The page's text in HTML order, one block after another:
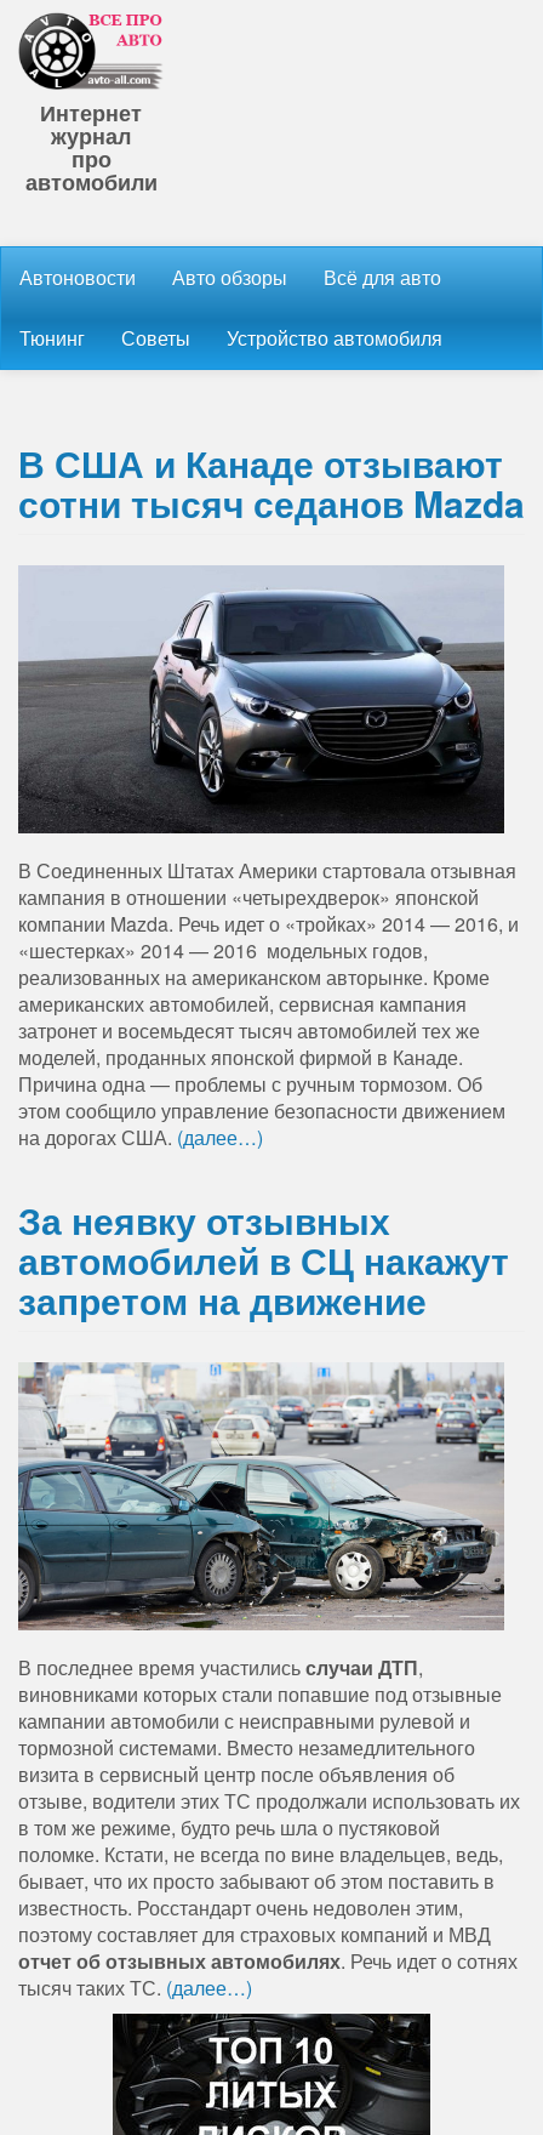
Интернет
журнал
про
автомобили
Автоновости Авто обзоры Всё для авто
Тюнинг Советы Устройство автомобиля
В США и Канаде отзывают
сотни тысяч седанов Mazda
В Соединенных Штатах Америки стартовала отзывная
кампания в отношении «четырехдверок» японской
компании Mazda. Речь идет о «тройках» 2014 — 2016, и
«шестерках» 2014 — 2016 модельных годов,
реализованных на американском авторынке. Кроме
американских автомобилей, сервисная кампания
затронет и восемьдесят тысяч автомобилей тех же
моделей, проданных японской фирмой в Канаде.
Причина одна — проблемы с ручным тормозом. Об
этом сообщило управление безопасности движением
на дорогах США. (далее…)
За неявку отзывных
автомобилей в СЦ накажут
запретом на движение
В последнее время участилисьслучаи ДТП,
виновниками которых стали попавшие под отзывные
кампании автомобили с неисправными рулевой и
тормозной системами. Вместо незамедлительного
визита в сервисный центр после объявления об
отзыве, водители этих ТС продолжали использовать их
в том же режиме, будто речь шла о пустяковой
поломке. Кстати, не всегда по вине владельцев, ведь,
бывает, что их просто забывают об этом поставить в
известность. Росстандарт очень недоволен этим,
поэтому составляет для страховых компаний и МВД
отчет об отзывных автомобилях. Речь идет о сотнях
тысяч таких ТС. (далее…)